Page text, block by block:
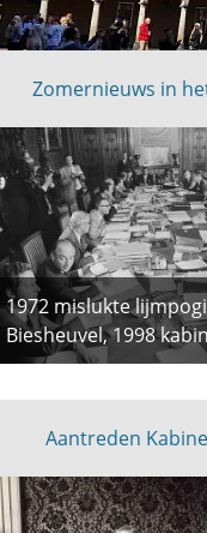
Uitgelicht
Zomernieuws in
1972 mislukte
Biesheuvel, 1998
Aantreden